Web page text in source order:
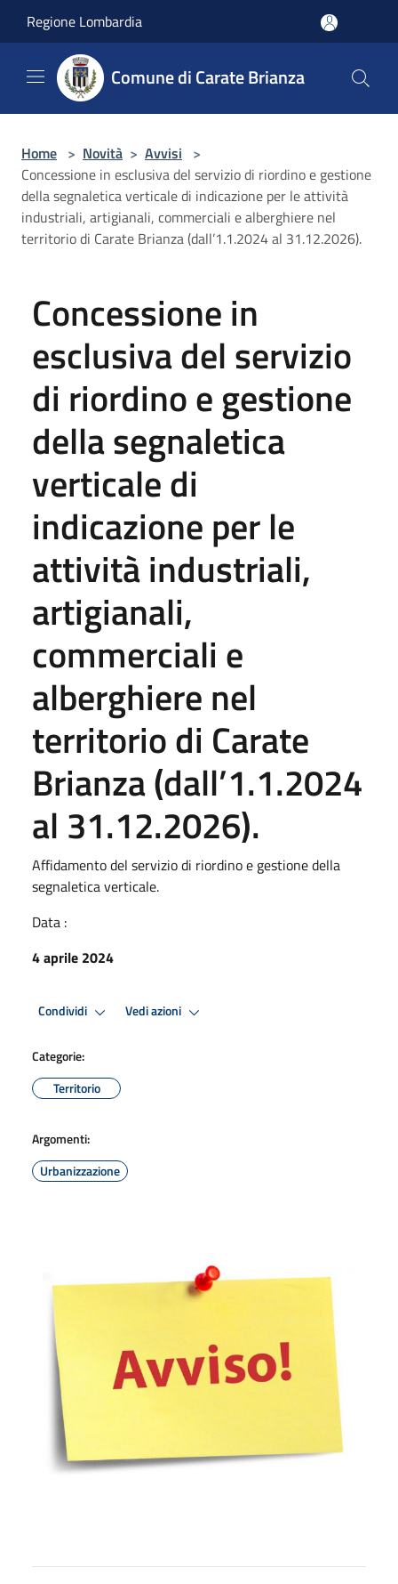
Regione Lombardia
Comune di Carate Brianza
Home > Novità > Avvisi >
Concessione in esclusiva del servizio di riordino e gestione
della segnaletica verticale di indicazione per le attività
industriali, artigianali, commerciali e alberghiere nel
territorio di Carate Brianza (dall’1.1.2024 al 31.12.2026).
Concessione in
esclusiva del servizio
di riordino e gestione
della segnaletica
verticale di
indicazione per le
attività industriali,
artigianali,
commerciali e
alberghiere nel
territorio di Carate
Brianza (dall’1.1.2024
al 31.12.2026).
Affidamento del servizio di riordino e gestione della
segnaletica verticale.
Data :
4 aprile 2024
Condividi Vedi azioni
Categorie:
Territorio
Argomenti:
Urbanizzazione